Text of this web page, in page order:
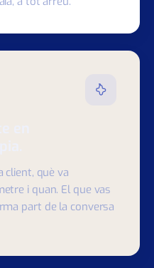
Web i veu per a
en
client, què va
i quan. El que vas